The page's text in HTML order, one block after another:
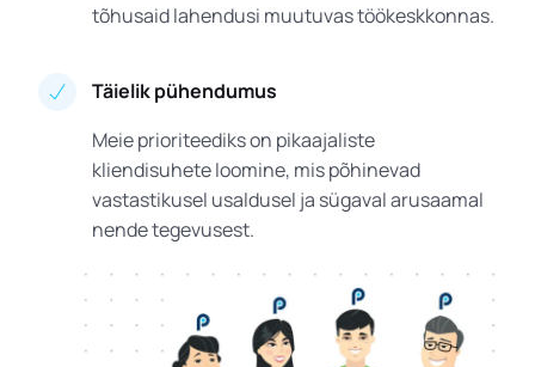
tõhusaid lahendusi muutuvas töökeskkonnas.
Täielik pühendumus
Meie prioriteediks on pikaajaliste
kliendisuhete loomine, mis põhinevad
vastastikusel usaldusel ja sügaval arusaamal
nende tegevusest.